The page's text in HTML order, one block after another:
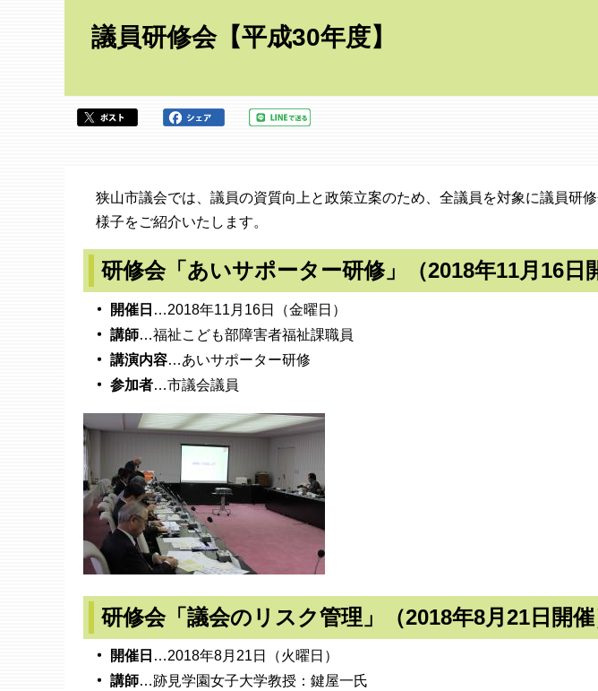
議員研修会【平成30年度】
狭山市議会では、議員の資質向上と政策立案のため、全議員を対象に議員研
様子をご紹介いたします。
研修会「あいサポーター研修」（2018年11月16日
開催日 …2018年11月16日（金曜日）
講師…福祉こども部障害者福祉課職員
講演内容…あいサポーター研修
参加者…市議会議員
研修会「議会のリスク管理」（2018年8月21日開催
開催日 …2018年8月21日（火曜日）
講師…跡見学園女子大学教授：鍵屋一氏